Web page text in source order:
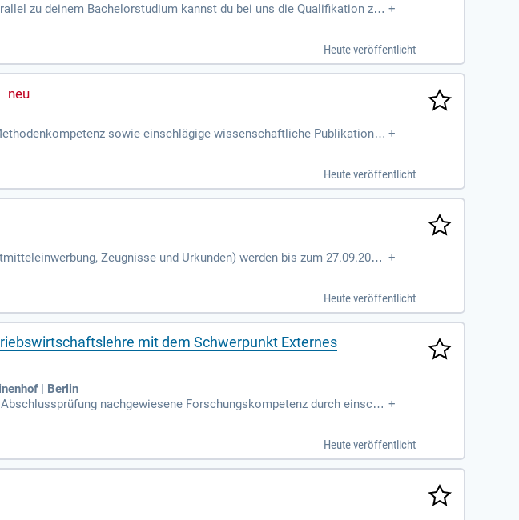
zu deinem Bachelorstudium kannst du bei uns die Qualifikation zu +
Heute veröffentlicht
sowie einschlägige wissenschaftliche Publikationen +
Heute veröffentlicht
Zeugnisse und Urkunden) werden bis zum 27.09.2026
Dr.-Ing.
+
Heute veröffentlicht
mit dem Schwerpunkt Externes
| Berlin
nachgewiesene Forschungskompetenz durch einschl
im Bereich digitaler Lehre (eLearning), belegt durch Lehrerfahrung
+
Heute veröffentlicht